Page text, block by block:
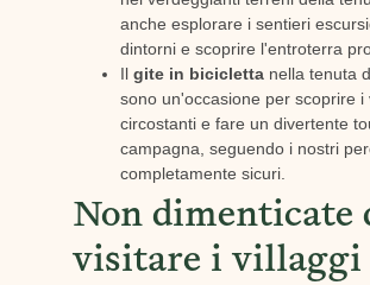
anche esplorare i sentieri
dintorni e scoprire l'entroterra
Il gite in biciclettanella tenuta
sono un'occasione per scoprire i
circostanti e fare un divertente
campagna, seguendo i nostri
completamente sicuri.
Non dimenticate
visitare i villaggi